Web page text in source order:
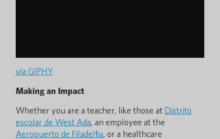
vía GIPHY
Making an Impact
Whether you are a teacher, like those at Distrito
escolar de West Ada, an employee at the
Aeropuerto de Filadelfia, or a healthcare